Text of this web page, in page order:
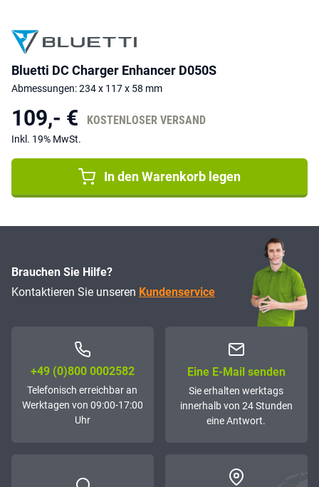
Bluetti DC Charger Enhancer D050S
Abmessungen: 234 x 117 x 58 mm
109,- € KOSTENLOSER VERSAND
Inkl. 19% MwSt.
In den Warenkorb legen
Brauchen Sie Hilfe?
Kontaktieren Sie unseren Kundenservice
+49 (0)800 0002582
Telefonisch erreichbar an
Werktagen von 09:00-17:00
Uhr
Eine E-Mail senden
Sie erhalten werktags
innerhalb von 24 Stunden
eine Antwort.